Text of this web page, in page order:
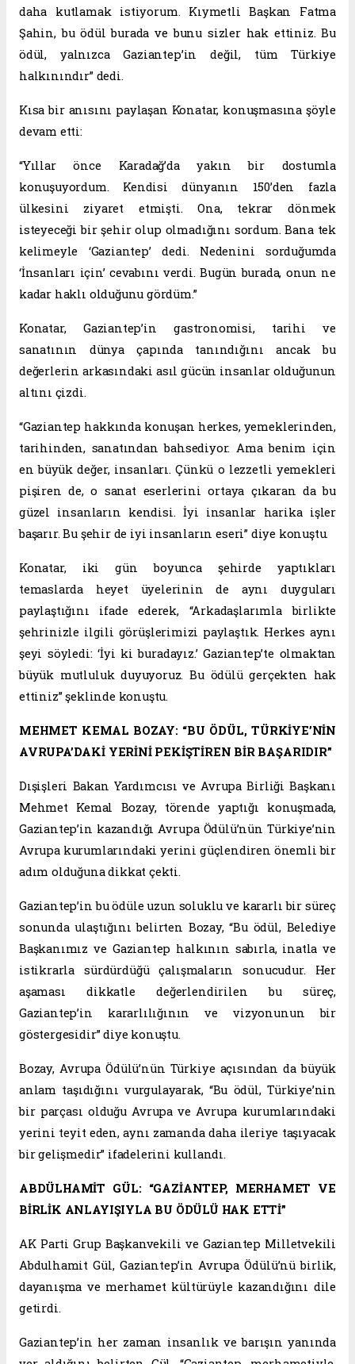
daha kutlamak istiyorum. Kıymetli Başkan Fatma
Şahin, bu ödül burada ve bunu sizler hak ettiniz. Bu
ödül, yalnızca Gaziantep’in değil, tüm Türkiye
halkınındır” dedi.
Kısa bir anısını paylaşan Konatar, konuşmasına şöyle
devam etti:
“Yıllar önce Karadağ’da yakın bir dostumla
konuşuyordum. Kendisi dünyanın 150’den fazla
ülkesini ziyaret etmişti. Ona, tekrar dönmek
isteyeceği bir şehir olup olmadığını sordum. Bana tek
kelimeyle ‘Gaziantep’ dedi. Nedenini sorduğumda
‘İnsanları için’ cevabını verdi. Bugün burada, onun ne
kadar haklı olduğunu gördüm.”
Konatar, Gaziantep’in gastronomisi, tarihi ve
sanatının dünya çapında tanındığını ancak bu
değerlerin arkasındaki asıl gücün insanlar olduğunun
altını çizdi.
“Gaziantep hakkında konuşan herkes, yemeklerinden,
tarihinden, sanatından bahsediyor. Ama benim için
en büyük değer, insanları. Çünkü o lezzetli yemekleri
pişiren de, o sanat eserlerini ortaya çıkaran da bu
güzel insanların kendisi. İyi insanlar harika işler
başarır. Bu şehir de iyi insanların eseri” diye konuştu.
Konatar, iki gün boyunca şehirde yaptıkları
temaslarda heyet üyelerinin de aynı duyguları
paylaştığını ifade ederek, “Arkadaşlarımla birlikte
şehrinizle ilgili görüşlerimizi paylaştık. Herkes aynı
şeyi söyledi: ‘İyi ki buradayız.’ Gaziantep’te olmaktan
büyük mutluluk duyuyoruz. Bu ödülü gerçekten hak
ettiniz” şeklinde konuştu.
MEHMET KEMAL BOZAY: “BU ÖDÜL, TÜRKİYE’NİN
AVRUPA’DAKİ YERİNİ PEKİŞTİREN BİR BAŞARIDIR”
Dışişleri Bakan Yardımcısı ve Avrupa Birliği Başkanı
Mehmet Kemal Bozay, törende yaptığı konuşmada,
Gaziantep’in kazandığı Avrupa Ödülü’nün Türkiye’nin
Avrupa kurumlarındaki yerini güçlendiren önemli bir
adım olduğuna dikkat çekti.
Gaziantep’in bu ödüle uzun soluklu ve kararlı bir süreç
sonunda ulaştığını belirten Bozay, “Bu ödül, Belediye
Başkanımız ve Gaziantep halkının sabırla, inatla ve
istikrarla sürdürdüğü çalışmaların sonucudur. Her
aşaması dikkatle değerlendirilen bu süreç,
Gaziantep’in kararlılığının ve vizyonunun bir
göstergesidir” diye konuştu.
Bozay, Avrupa Ödülü’nün Türkiye açısından da büyük
anlam taşıdığını vurgulayarak, “Bu ödül, Türkiye’nin
bir parçası olduğu Avrupa ve Avrupa kurumlarındaki
yerini teyit eden, aynı zamanda daha ileriye taşıyacak
bir gelişmedir” ifadelerini kullandı.
ABDÜLHAMİT GÜL: “GAZİANTEP, MERHAMET VE
BİRLİK ANLAYIŞIYLA BU ÖDÜLÜ HAK ETTİ”
AK Parti Grup Başkanvekili ve Gaziantep Milletvekili
Abdulhamit Gül, Gaziantep’in Avrupa Ödülü’nü birlik,
dayanışma ve merhamet kültürüyle kazandığını dile
getirdi.
Gaziantep’in her zaman insanlık ve barışın yanında